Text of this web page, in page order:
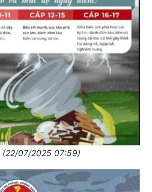
(22/07/2025 07:59)